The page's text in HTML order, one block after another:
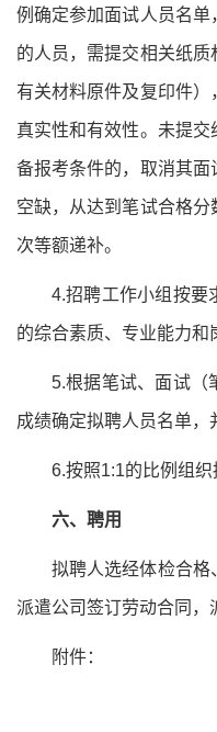
例确定参加面试人员名
的人员，需提交相关纸
有关材料原件及复印件
真实性和有效性。未提
备报考条件的，取消其
空缺，从达到笔试合格
次等额递补。
4.招聘工作小组按要
的综合素质、专业能力和
5.根据笔试、面试（
成绩确定拟聘人员名单，
6.按照1:1的比例组织
六、聘用
拟聘人选经体检合格
派遣公司签订劳动合同，
附件：